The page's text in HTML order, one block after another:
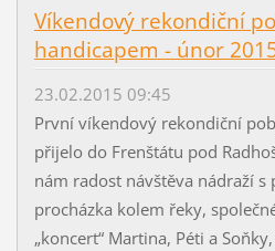
Víkendový rekondiční
handicapem - únor
23.02.2015 09:45
První víkendový rekondiční
přijelo do Frenštátu pod
nám radost návštěva nádraží
procházka kolem řeky,
„koncert“ Martina, Péti a